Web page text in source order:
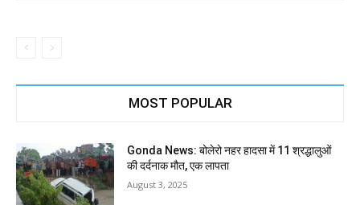
MOST POPULAR
Gonda News: बोलेरो नहर हादसा में 11 श्रद्धालुओं
की दर्दनाक मौत, एक लापता
August 3, 2025